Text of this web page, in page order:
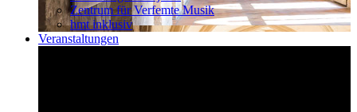
Zentrum für Verfemte Musik
hmt inklusiv
Veranstaltungen